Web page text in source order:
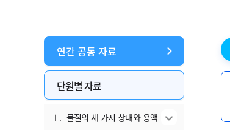
연간 공통 자료
단원별 자료
Ⅰ. 물질의 세 가지 상태와 용액